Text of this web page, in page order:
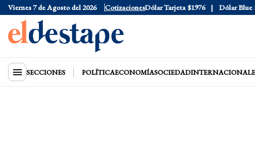
Viernes 7 de Agosto del 2026 Cotizaciones
Dólar Oficial $1520 Dólar Tarjeta $1976 Dólar Blue
SECCIONES POLÍTICAECONOMÍASOCIEDAD